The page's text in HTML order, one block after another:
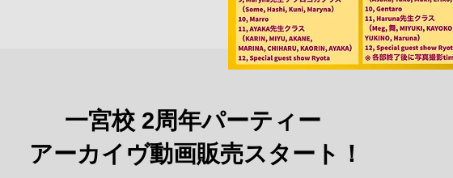
​一宮校 2周年パーティー
アーカイヴ動画販売スタート！